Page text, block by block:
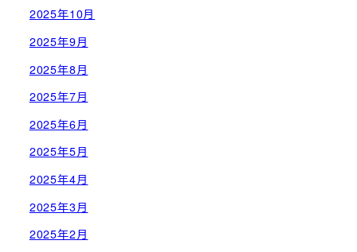
2025年10月
2025年9月
2025年8月
2025年7月
2025年6月
2025年5月
2025年4月
2025年3月
2025年2月